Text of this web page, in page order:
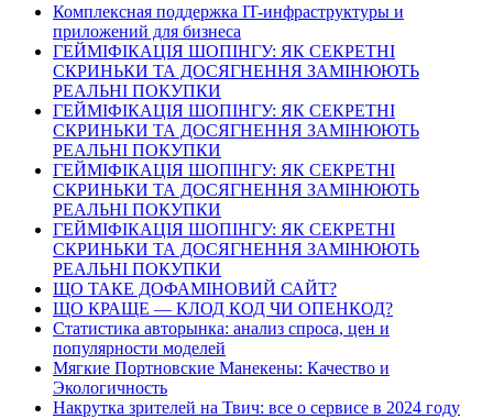
Комплексная поддержка IT-инфраструктуры и
приложений для бизнеса
ГЕЙМІФІКАЦІЯ ШОПІНГУ: ЯК СЕКРЕТНІ
СКРИНЬКИ ТА ДОСЯГНЕННЯ ЗАМІНЮЮТЬ
РЕАЛЬНІ ПОКУПКИ
ГЕЙМІФІКАЦІЯ ШОПІНГУ: ЯК СЕКРЕТНІ
СКРИНЬКИ ТА ДОСЯГНЕННЯ ЗАМІНЮЮТЬ
РЕАЛЬНІ ПОКУПКИ
ГЕЙМІФІКАЦІЯ ШОПІНГУ: ЯК СЕКРЕТНІ
СКРИНЬКИ ТА ДОСЯГНЕННЯ ЗАМІНЮЮТЬ
РЕАЛЬНІ ПОКУПКИ
ГЕЙМІФІКАЦІЯ ШОПІНГУ: ЯК СЕКРЕТНІ
СКРИНЬКИ ТА ДОСЯГНЕННЯ ЗАМІНЮЮТЬ
РЕАЛЬНІ ПОКУПКИ
ЩО ТАКЕ ДОФАМІНОВИЙ САЙТ?
ЩО КРАЩЕ — КЛОД КОД ЧИ ОПЕНКОД?
Статистика авторынка: анализ спроса, цен и
популярности моделей
Мягкие Портновские Манекены: Качество и
Экологичность
Накрутка зрителей на Твич: все о сервисе в 2024 году